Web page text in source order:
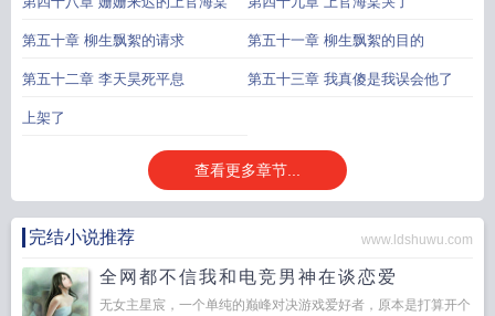
第五十章 柳生飘絮的请求 第五十一章 柳生飘絮的目的
第五十二章 李天昊死平息 第五十三章 我真傻是我误会他了
上架了
查看更多章节...
完结小说推荐 www.ldshuwu.com
全网都不信我和电竞男神在谈恋爱
无女主星宸，一个单纯的巅峰对决游戏爱好者，原本是打算开个